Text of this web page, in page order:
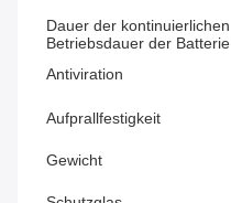
Dauer der kontinuierlichen
Betriebsdauer der Batterie
Antiviration
Aufprallfestigkeit
Gewicht